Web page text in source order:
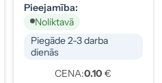
Pieejamība:
Noliktavā
Piegāde 2-3 darba
dienās
CENA:0.10 €